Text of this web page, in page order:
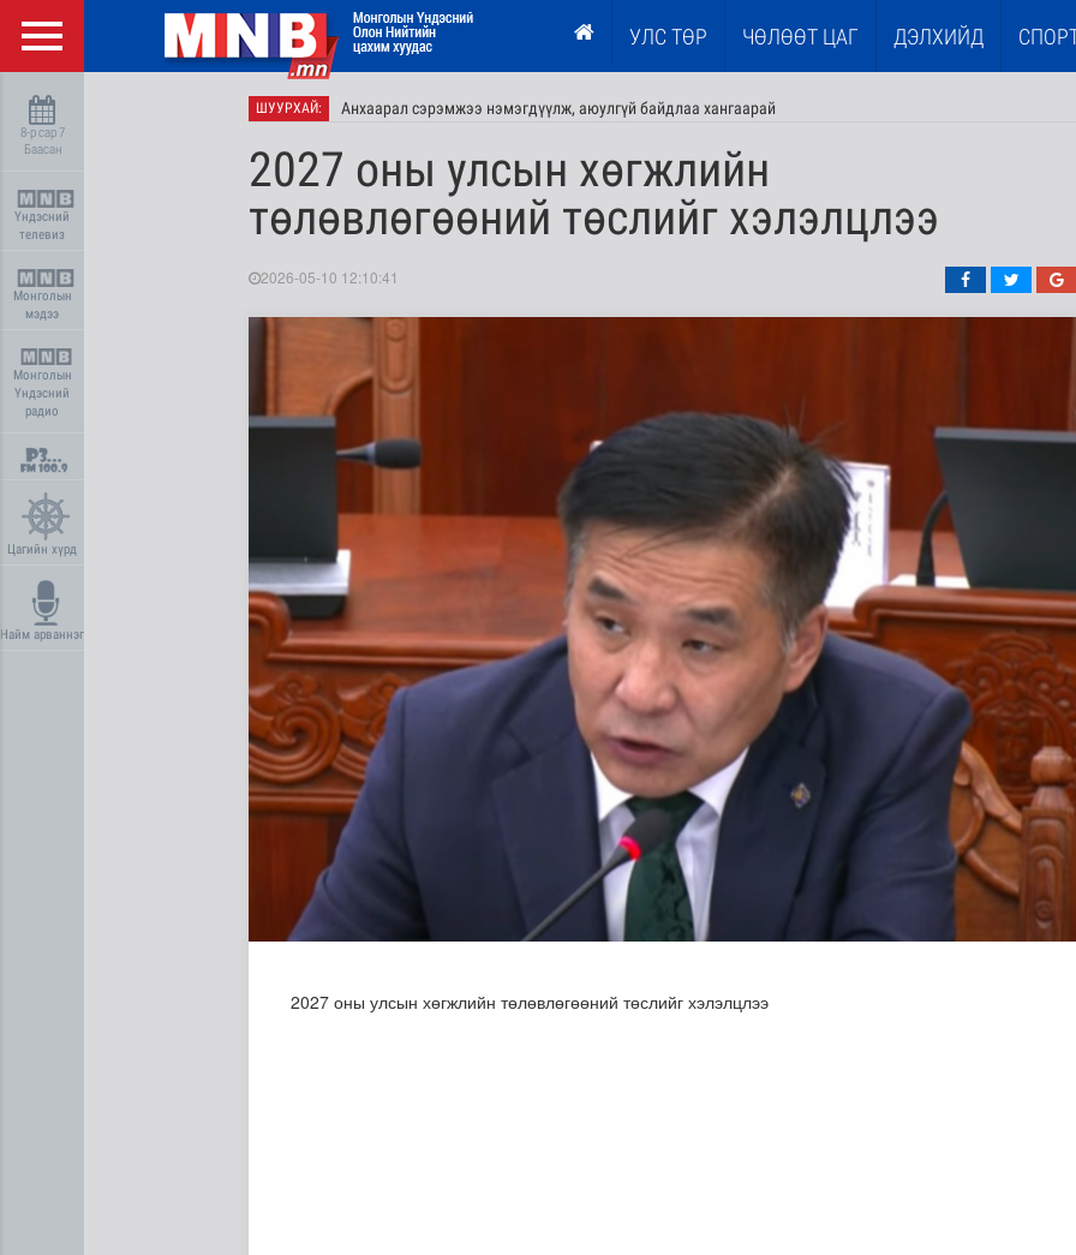
УЛС ТӨР ЧӨЛӨӨТ ЦАГ ДЭЛХИЙД
8-р сар 7
Баасан
Үндэсний
телевиз
Монголын
мэдээ
Монголын
Үндэсний
радио
Цагийн хүрд
Найм арваннэг
ШУУРХАЙ: Анхаарал сэрэмжээ нэмэгдүүлж, аюулгүй байдлаа хангаарай
Нийгмийн даатгалын сангийн хөрөнгө 7.6 тэрбум төгрөгөөр арвижлаа
2027 оны улсын хөгжлийн
төлөвлөгөөний төслийг хэлэлцлээ
2026-05-10 12:10:41
2027 оны улсын хөгжлийн төлөвлөгөөний төслийг хэлэлцлээ